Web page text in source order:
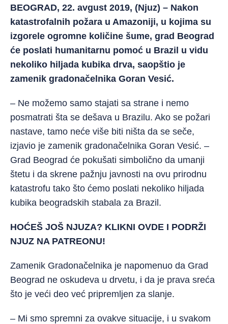
BEOGRAD, 22. avgust 2019, (Njuz) – Nakon
katastrofalnih požara u Amazoniji, u kojima su
izgorele ogromne količine šume, grad Beograd
će poslati humanitarnu pomoć u Brazil u vidu
nekoliko hiljada kubika drva, saopštio je
zamenik gradonačelnika Goran Vesić.
– Ne možemo samo stajati sa strane i nemo
posmatrati šta se dešava u Brazilu. Ako se požari
nastave, tamo neće više biti ništa da se seče,
izjavio je zamenik gradonačelnika Goran Vesić. –
Grad Beograd će pokušati simbolično da umanji
štetu i da skrene pažnju javnosti na ovu prirodnu
katastrofu tako što ćemo poslati nekoliko hiljada
kubika beogradskih stabala za Brazil.
HOĆEŠ JOŠ NJUZA? KLIKNI OVDE I PODRŽI
NJUZ NA PATREONU!
Zamenik Gradonačelnika je napomenuo da Grad
Beograd ne oskudeva u drvetu, i da je prava sreća
što je veći deo već pripremljen za slanje.
– Mi smo spremni za ovakve situacije, i u svakom